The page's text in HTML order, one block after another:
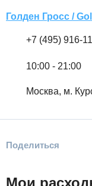
Голден Гросс /
+7 (495) 916-
10:00 - 21:00
Москва, м.
Поделиться
Мои